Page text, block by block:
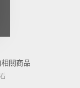
相關商品